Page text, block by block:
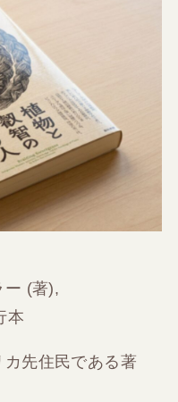
ー (著),
本
先住民である著